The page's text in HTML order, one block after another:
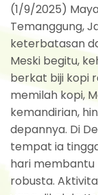
(1/9/2025)
Temanggung,
keterbatasan
Meski begitu,
berkat biji kopi
memilah kopi,
kemandirian,
depannya. Di
tempat ia
hari membantu
robusta.